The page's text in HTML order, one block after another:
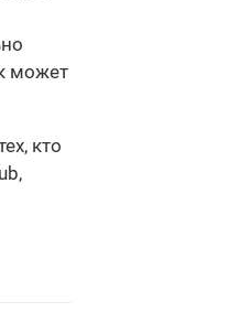
может
кто